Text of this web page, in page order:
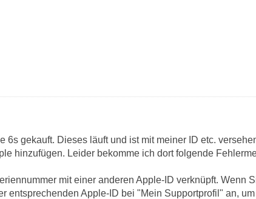
6s gekauft. Dieses läuft und ist mit meiner ID etc.
hinzufügen. Leider bekomme ich dort folgende
mit einer anderen Apple-ID verknüpft. Wenn
entsprechenden Apple-ID bei "Mein Supportprofil" an,